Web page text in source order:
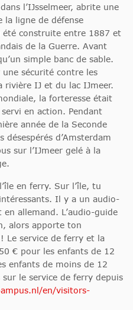
l’IJsselmeer, abrite une
la ligne de défense
été construite entre 1887 et
de la Guerre. Avant
simple banc de sable.
sécurité contre les
rivière IJ et du lac IJmeer.
la forteresse était
en action. Pendant
année de la Seconde
d’Amsterdam
sur l’IJmeer gelé à la
en ferry. Sur l’île, tu
Il y a un audio-
allemand. L’audio-guide
alors apporte ton
Le service de ferry et la
€ pour les enfants de 12
enfants de moins de 12
le service de ferry depuis
en/visitors-